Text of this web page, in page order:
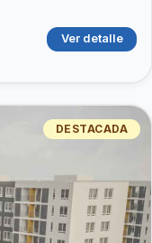
Ver detalle
DESTACADA